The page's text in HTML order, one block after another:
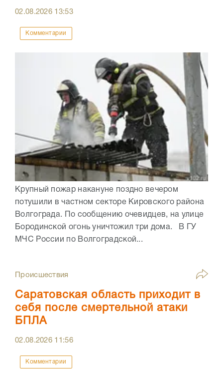
02.08.2026 13:53
Комментарии
Крупный пожар накануне поздно вечером
потушили в частном секторе Кировского района
Волгограда. По сообщению очевидцев, на улице
Бородинской огонь уничтожил три дома. В ГУ
МЧС России по Волгоградской...
Происшествия
Саратовская область приходит в
себя после смертельной атаки
БПЛА
02.08.2026 11:56
Комментарии